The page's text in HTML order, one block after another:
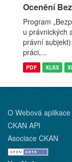
Ocenění
Program
u právnických
právní
práci,...
PDF XLSX
O Webová
CKAN API
Asociace CKAN